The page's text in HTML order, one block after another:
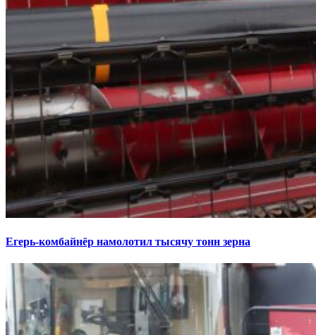
Егерь-комбайнёр намолотил тысячу тонн зерна